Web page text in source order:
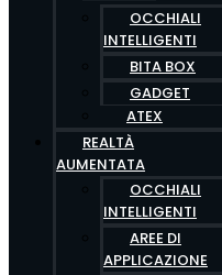
OCCHIALI
INTELLIGENTI
BITA BOX
GADGET
ATEX
REALTÀ
AUMENTATA
OCCHIALI
INTELLIGENTI
AREE DI
APPLICAZIONE